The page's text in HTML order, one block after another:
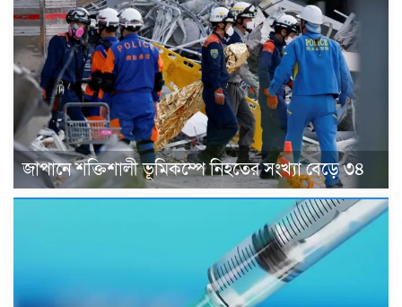
জাপানে শক্তিশালী ভূমিকম্পে নিহতের সংখ্যা বেড়ে ৩৪